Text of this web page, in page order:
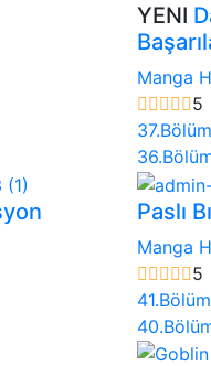
YENI
Manga
5
37.Bölüm
Paslı
Manga
5
41.Bölüm